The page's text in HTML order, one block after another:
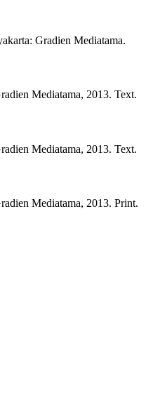
Gradien Mediatama.
Mediatama, 2013. Text.
Mediatama, 2013. Text.
Mediatama, 2013. Print.